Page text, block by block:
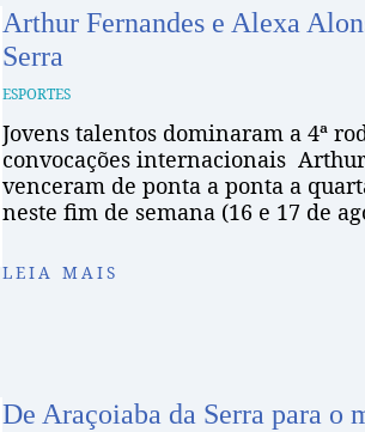
Arthur Fernandes e Alexa
Serra
ESPORTES
Jovens talentos dominaram a 4ª
convocações internacionais
venceram de ponta a ponta a
neste fim de semana (16 e 17 de
LEIA MAIS
De Araçoiaba da Serra para o